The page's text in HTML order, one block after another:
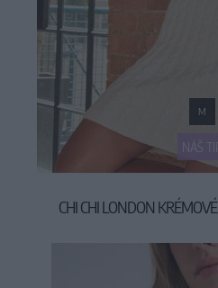
NÁŠ
M
CHI CHI LONDON